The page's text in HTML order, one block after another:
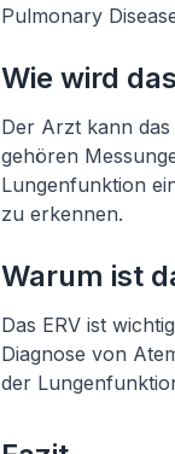
Pulmonary
Wie wird
Der Arzt kann
gehören
Lungenfunktion
zu erkennen.
Warum ist
Das ERV ist
Diagnose von
der